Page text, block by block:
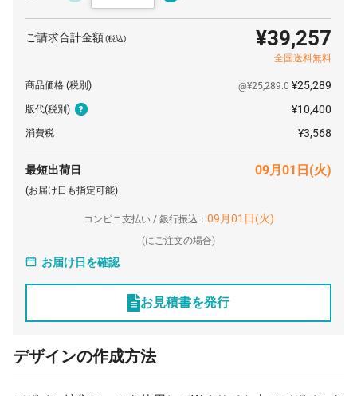
ご請求合計金額(税込) ¥39,257
全国送料無料
商品価格 (税別) @¥25,289.0 ¥25,289
版代(税別) ¥10,400
消費税 ¥3,568
最短出荷日 09月01日(火)
(お届け日も指定可能)
コンビニ支払い / 銀行振込： 09月01日(火)
(にご注文の場合)
お届け日を確認
お見積書を発行
デザインの作成方法